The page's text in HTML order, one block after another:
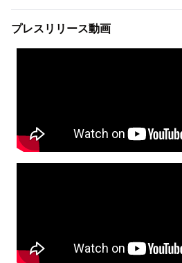
プレスリリース動画